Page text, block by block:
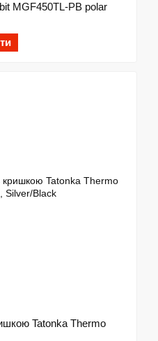
MGF450TL-PB polar
Tatonka Thermo